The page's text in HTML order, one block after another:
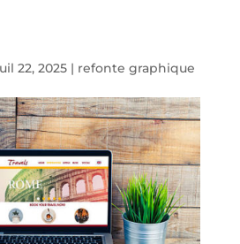
22, 2025| refonte graphique